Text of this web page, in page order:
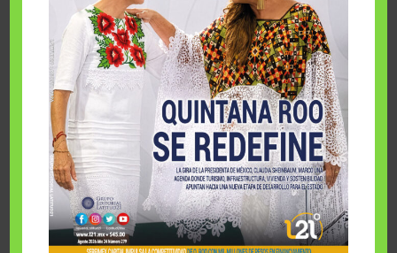
Fairmont Mayakoba y Make-A-Wish México unieron
esfuerzos para hacer realidad el deseo de una …